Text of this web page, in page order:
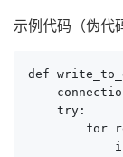
示例代码（伪代
def
    try:
for